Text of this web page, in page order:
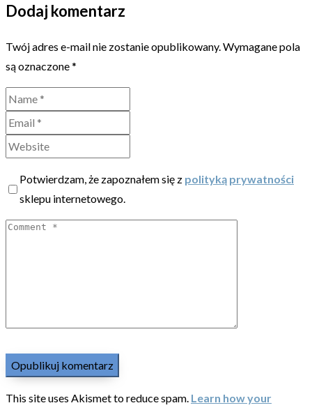
Dodaj komentarz
Twój adres e-mail nie zostanie opublikowany.Wymagane pola
są oznaczone*
Potwierdzam, że zapoznałem się z polityką prywatności
sklepu internetowego.
This site uses Akismet to reduce spam. Learn how your